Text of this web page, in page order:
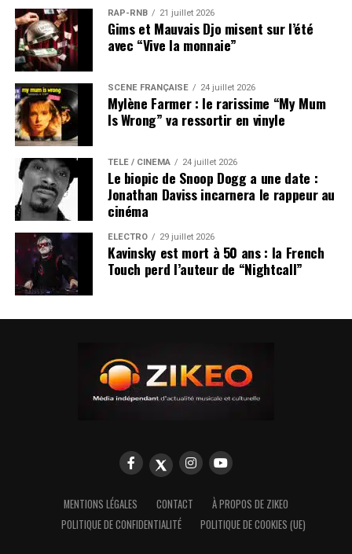
RAP-RNB 21 juillet 2026
Gims et Mauvais Djo misent sur l’été
avec “Vive la monnaie”
SCÈNE FRANÇAISE 24 juillet 2026
Mylène Farmer : le rarissime “My Mum
Is Wrong” va ressortir en vinyle
TÉLÉ / CINÉMA 24 juillet 2026
Le biopic de Snoop Dogg a une date :
Jonathan Daviss incarnera le rappeur au
cinéma
ÉLECTRO 29 juillet 2026
Kavinsky est mort à 50 ans : la French
Touch perd l’auteur de “Nightcall”
MENTIONS LÉGALES CONTACT
À PROPOS DE ZIKEO
POLITIQUE DE CONFIDENTIALITÉ
POLITIQUE DE COOKIES (UE)